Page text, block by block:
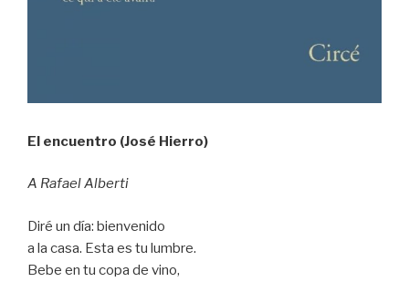
El encuentro (José Hierro)
A Rafael Alberti
Diré un día: bienvenido
a la casa. Esta es tu lumbre.
Bebe en tu copa de vino,